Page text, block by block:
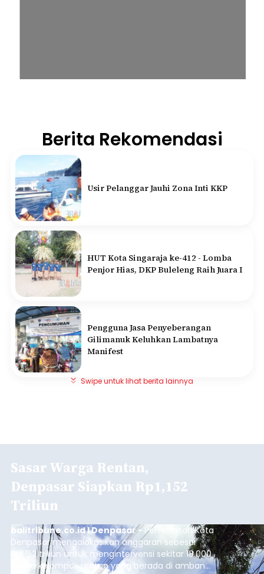
Berita Rekomendasi
Usir Pelanggar Jauhi Zona Inti KKP
HUT Kota Singaraja ke-412 - Lomba
Penjor Hias, DKP Buleleng Raih Juara I
Pengguna Jasa Penyeberangan
Gilimanuk Keluhkan Lambatnya
Manifest
Swipe untuk lihat berita lainnya
Sasar Warga Rentan,
Denpasar Siapkan Rp1,152
Triliun
balitribune.co.id I Denpasar - Pemerintah Kota
Denpasar mengalokasikan anggaran sebesar
Rp1,152 triliun untuk mengintervensi sekitar 18.000
warga kelompok rentan yang berada di ambang